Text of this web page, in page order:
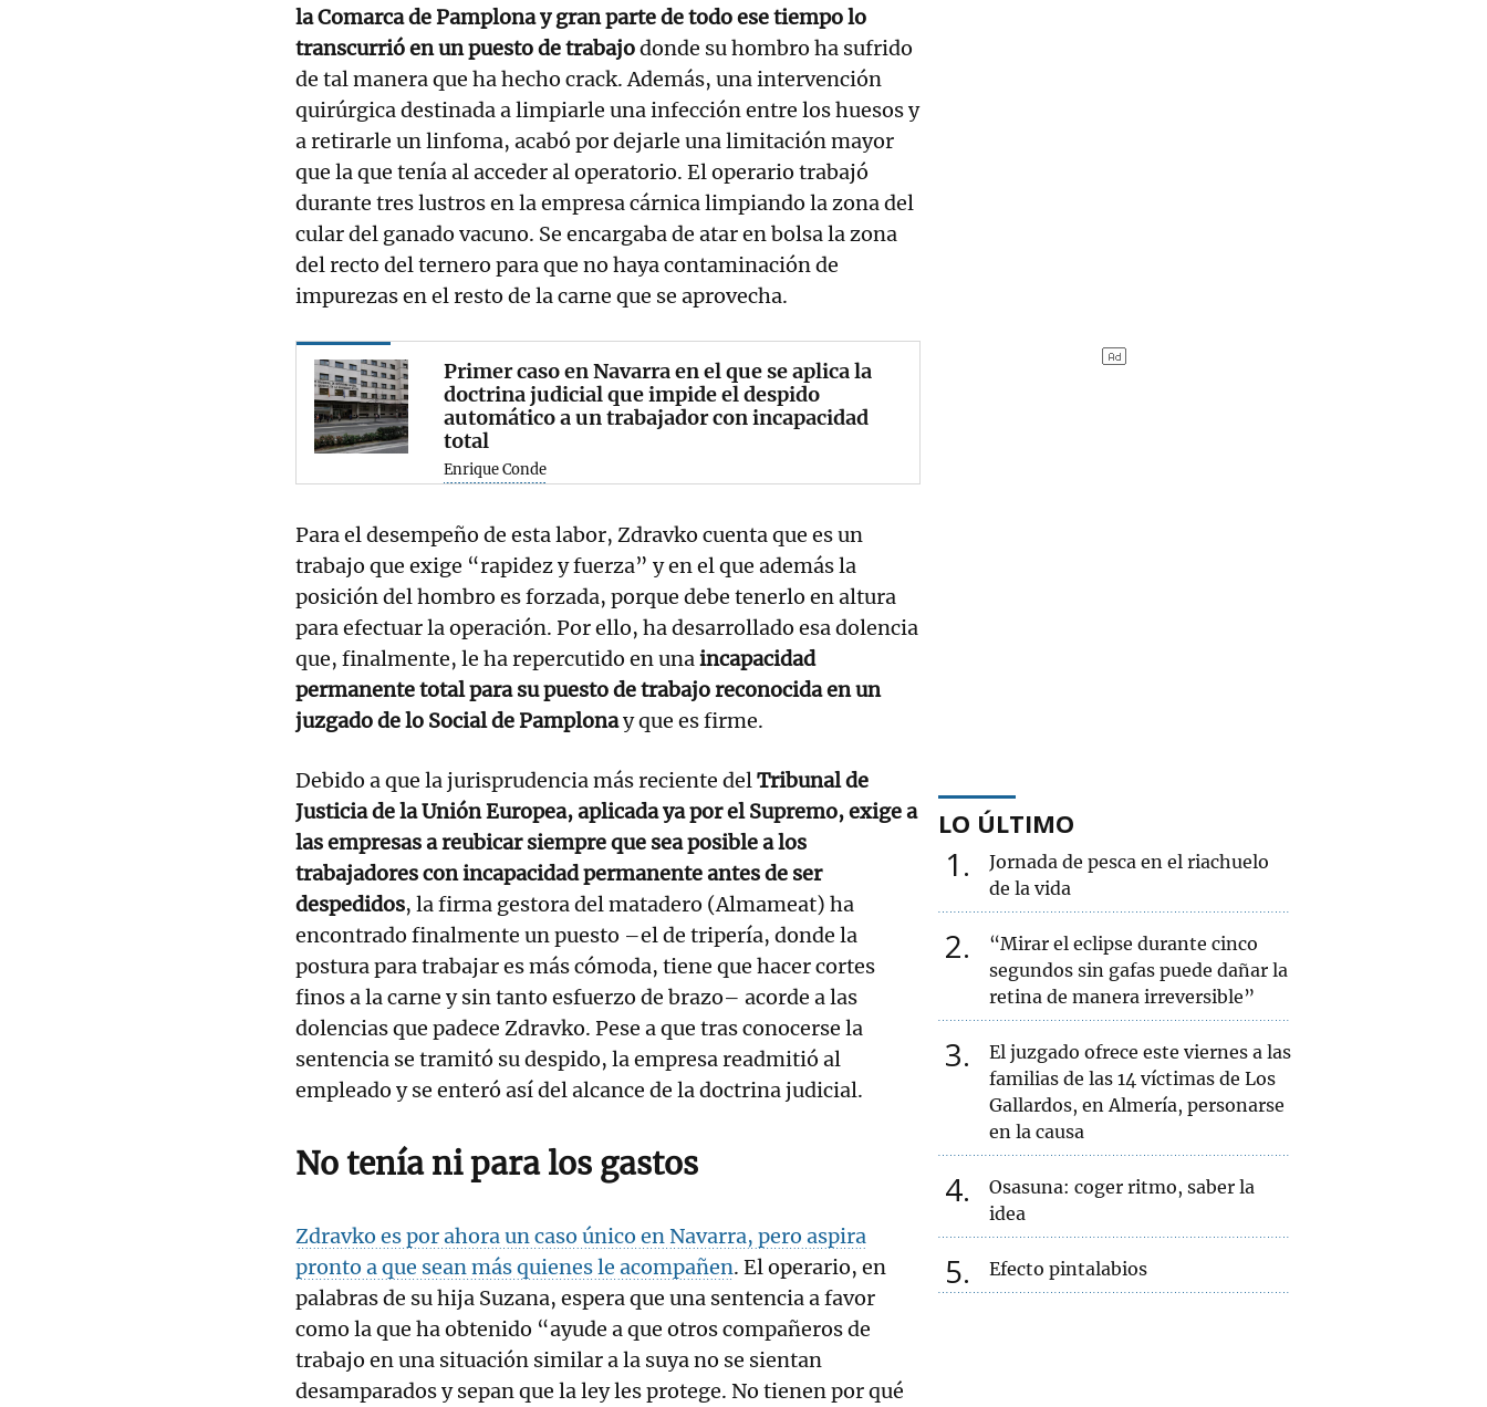
la Comarca de Pamplona y gran parte de todo ese tiempo lo
transcurrió en un puesto de trabajodonde su hombro ha sufrido
de tal manera que ha hecho crack. Además, una intervención
quirúrgica destinada a limpiarle una infección entre los huesos y
a retirarle un linfoma, acabó por dejarle una limitación mayor
que la que tenía al acceder al operatorio. El operario trabajó
durante tres lustros en la empresa cárnica limpiando la zona del
cular del ganado vacuno. Se encargaba de atar en bolsa la zona
del recto del ternero para que no haya contaminación de
impurezas en el resto de la carne que se aprovecha.
Primer caso en Navarra en el que se aplica la
doctrina judicial que impide el despido
automático a un trabajador con incapacidad
total
Enrique Conde
Para el desempeño de esta labor, Zdravko cuenta que es un
trabajo que exige “rapidez y fuerza” y en el que además la
posición del hombro es forzada, porque debe tenerlo en altura
para efectuar la operación. Por ello, ha desarrollado esa dolencia
que, finalmente, le ha repercutido en unaincapacidad
permanente total para su puesto de trabajo reconocida en un
juzgado de lo Social de Pamplonay que es firme.
Debido a que la jurisprudencia más reciente delTribunal de
Justicia de la Unión Europea, aplicada ya por el Supremo, exige a
las empresas a reubicar siempre que sea posible a los
trabajadores con incapacidad permanente antes de ser
despedidos, la firma gestora del matadero (Almameat) ha
encontrado finalmente un puesto –el de tripería, donde la
postura para trabajar es más cómoda, tiene que hacer cortes
finos a la carne y sin tanto esfuerzo de brazo– acorde a las
dolencias que padece Zdravko. Pese a que tras conocerse la
sentencia se tramitó su despido, la empresa readmitió al
empleado y se enteró así del alcance de la doctrina judicial.
No tenía ni para los gastos
Zdravko es por ahora un caso único en Navarra, pero aspira
pronto a que sean más quienes le acompañen. El operario, en
palabras de su hija Suzana, espera que una sentencia a favor
como la que ha obtenido “ayude a que otros compañeros de
trabajo en una situación similar a la suya no se sientan
desamparados y sepan que la ley les protege. No tienen por qué
LO ÚLTIMO
1
Jornada de pesca en el riachuelo
de la vida
2
“Mirar el eclipse durante cinco
segundos sin gafas puede dañar la
retina de manera irreversible”
3
El juzgado ofrece este viernes a las
familias de las 14 víctimas de Los
Gallardos, en Almería, personarse
en la causa
4
Osasuna: coger ritmo, saber la
idea
5 Efecto pintalabios